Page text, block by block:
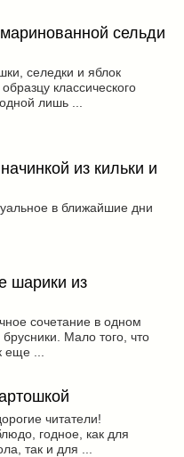
сельди
селедки и яблок
классического
лишь ...
из кильки и
в ближайшие дни
шарики из
сочетание в одном
Мало того, что
еще ...
читатели!
годное, как для
так и для ...